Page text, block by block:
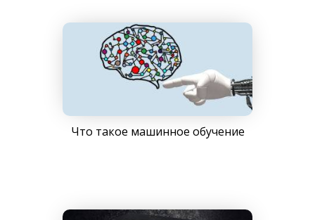
Что такое машинное обучение